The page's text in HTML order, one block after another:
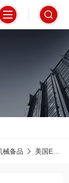
械备品 美国EATON伊顿